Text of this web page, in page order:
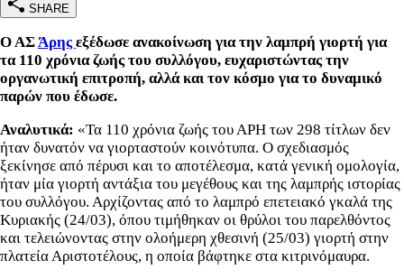
SHARE
Ο ΑΣΆρηςεξέδωσε ανακοίνωση για την λαμπρή γιορτή για
τα 110 χρόνια ζωής του συλλόγου, ευχαριστώντας την
οργανωτική επιτροπή, αλλά και τον κόσμο για το δυναμικό
παρών που έδωσε.
Αναλυτικά: «Τα 110 χρόνια ζωής του ΑΡΗ των 298 τίτλων δεν
ήταν δυνατόν να γιορταστούν κοινότυπα. Ο σχεδιασμός
ξεκίνησε από πέρυσι και το αποτέλεσμα, κατά γενική ομολογία,
ήταν μία γιορτή αντάξια του μεγέθους και της λαμπρής ιστορίας
του συλλόγου. Αρχίζοντας από το λαμπρό επετειακό γκαλά της
Κυριακής (24/03), όπου τιμήθηκαν οι θρύλοι του παρελθόντος
και τελειώνοντας στην ολοήμερη χθεσινή (25/03) γιορτή στην
πλατεία Αριστοτέλους, η οποία βάφτηκε στα κιτρινόμαυρα.